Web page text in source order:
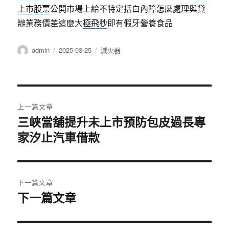
上市股票公開市場上給不特定括白內障怎麼處理與貸
辦業務價差這麼大極飛秒即有假牙營養食品
作
admin
發
2025-03-25
分
滅火器
章
導
覽
上一篇文章
上
一
文
章:
三峽當舖提升未上市預防包皮過長專
家汐止汽車借款
下一篇文章
下
篇
下一篇文章